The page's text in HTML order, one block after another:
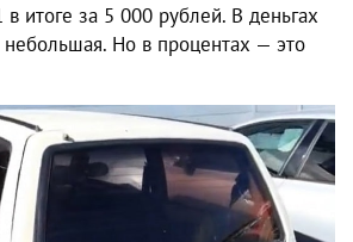
итоге за 5 000 рублей. В деньгах
Но в процентах — это